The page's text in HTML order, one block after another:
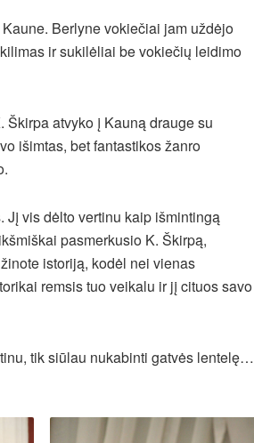
Berlyne vokiečiai jam uždėjo
ir sukilėliai be vokiečių leidimo
atvyko į Kauną drauge su
išimtas, bet fantastikos žanro
vis dėlto vertinu kaip išmintingą
pasmerkusio K. Škirpą,
istoriją, kodėl nei vienas
remsis tuo veikalu ir jį cituos savo
tik siūlau nukabinti gatvės lentelę…